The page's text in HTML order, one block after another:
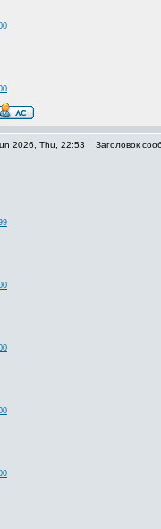
2026, Thu, 22:53 Заголовок